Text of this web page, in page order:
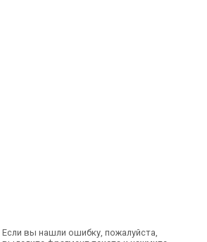
Если вы нашли ошибку, пожалуйста,